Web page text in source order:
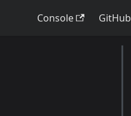
Console GitHub